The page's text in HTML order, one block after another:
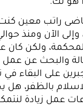
أنا موظف أعمل في الخليج في شركة منذ 17 سنة
إلى الآن قد قامت بخصم 25 بالمئة
ولكن كان
والبحث عن
على البقاء
بالظفر، هل
عمل زيادة